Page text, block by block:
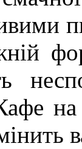
на